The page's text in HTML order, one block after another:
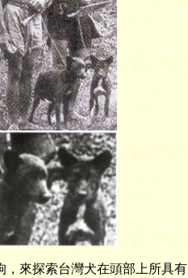
來探索台灣犬在頭部上所具有